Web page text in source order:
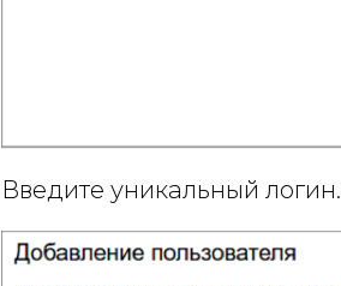
Введите уникальный логин.